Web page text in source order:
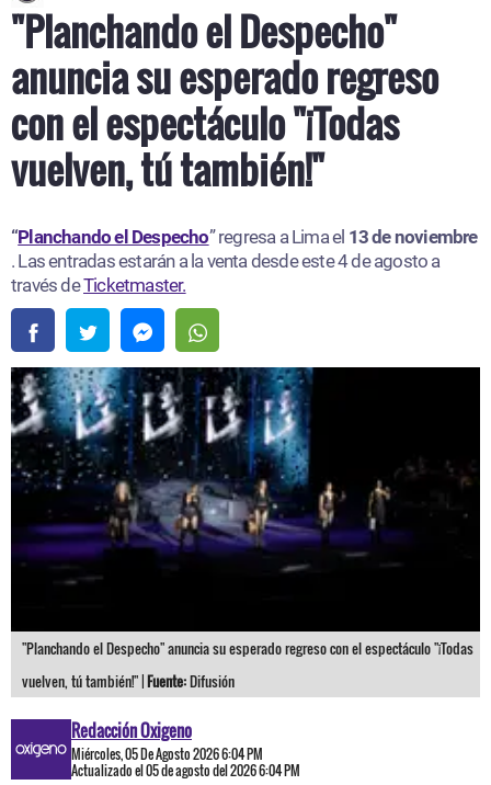
"Planchando el Despecho"
anuncia su esperado regreso
con el espectáculo "¡Todas
vuelven, tú también!"
“Planchando el Despecho” regresa a Lima el 13 de noviembre
. Las entradas estarán a la venta desde este 4 de agosto a
través deTicketmaster.
"Planchando el Despecho" anuncia su esperado regreso con el espectáculo "¡Todas
vuelven, tú también!" |Fuente:Difusión
Redacción Oxigeno
Miércoles, 05 De Agosto 2026 6:04 PM
Actualizado el 05 de agosto del 2026 6:04 PM